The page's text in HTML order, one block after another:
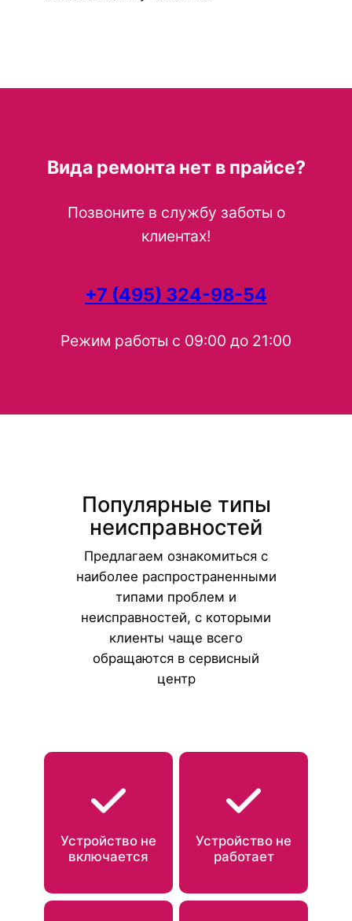
Вида ремонта нет в прайсе?
Позвоните в службу заботы о
клиентах!
+7 (495) 324-98-54
Режим работы с 09:00 до 21:00
Популярные типы
неисправностей
Предлагаем ознакомиться с
наиболее распространенными
типами проблем и
неисправностей, с которыми
клиенты чаще всего
обращаются в сервисный
центр
Устройство не
включается
Устройство не
работает